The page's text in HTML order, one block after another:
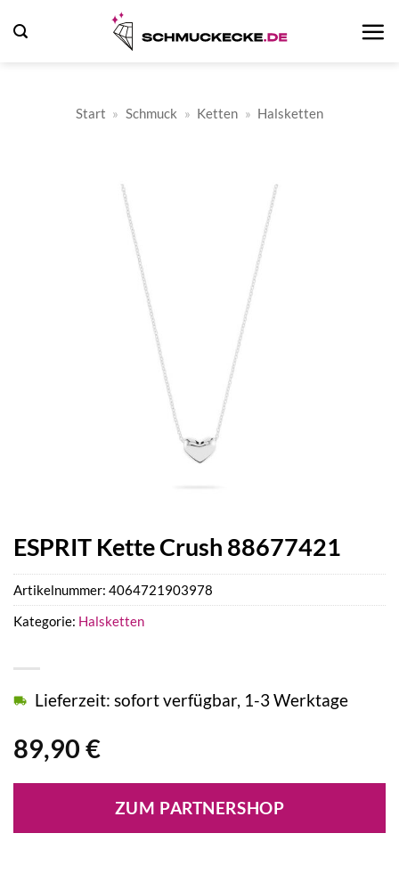
Inhalt
Start » Schmuck » Ketten » Halsketten
ESPRIT Kette Crush 88677421
89,90 €
Lieferzeit: sofort verfügbar, 1-3 Werktage
ZUM PARTNERSHOP
Artikelnummer: 4064721903978
Kategorie: Halsketten